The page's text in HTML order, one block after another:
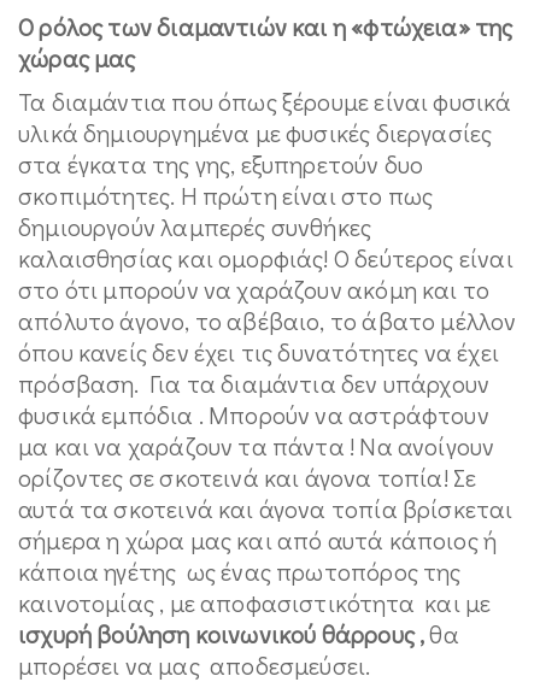
Ο ρόλος των διαμαντιών και η «φτώχεια» της
χώρας μας
Τα διαμάντια που όπως ξέρουμε είναι φυσικά
υλικά δημιουργημένα με φυσικές διεργασίες
στα έγκατα της γης, εξυπηρετούν δυο
σκοπιμότητες. Η πρώτη είναι στο πως
δημιουργούν λαμπερές συνθήκες
καλαισθησίας και ομορφιάς! Ο δεύτερος είναι
στο ότι μπορούν να χαράζουν ακόμη και το
απόλυτο άγονο, το αβέβαιο, το άβατο μέλλον
όπου κανείς δεν έχει τις δυνατότητες να έχει
πρόσβαση. Για τα διαμάντια δεν υπάρχουν
φυσικά εμπόδια . Μπορούν να αστράφτουν
μα και να χαράζουν τα πάντα ! Να ανοίγουν
ορίζοντες σε σκοτεινά και άγονα τοπία! Σε
αυτά τα σκοτεινά και άγονα τοπία βρίσκεται
σήμερα η χώρα μας και από αυτά κάποιος ή
κάποια ηγέτης ως ένας πρωτοπόρος της
καινοτομίας , με αποφασιστικότητα και με
ισχυρή βούληση κοινωνικού θάρρους ,θα
μπορέσει να μας αποδεσμεύσει.